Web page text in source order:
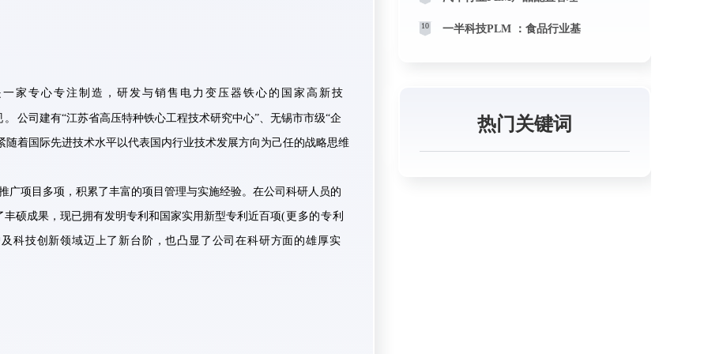
家专心专注制造，研发与销售电力变压器铁心的国家高新技
公司建有“江苏省高压特种铁心工程技术研究中心”、无锡市市级“企
着国际先进技术水平以代表国内行业技术发展方向为己任的战略思维
广项目多项，积累了丰富的项目管理与实施经验。在公司科研人员的
硕成果，现已拥有发明专利和国家实用新型专利近百项(更多的专利
科技创新领域迈上了新台阶，也凸显了公司在科研方面的雄厚实
10 一半科技PLM ：食品行业基
热门关键词